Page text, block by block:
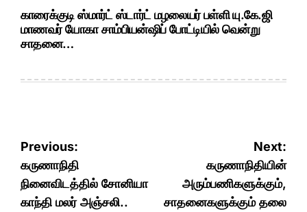
காரைக்குடி ஸ்மார்ட் ஸ்டார்ட் மழலையர் பள்ளி யு.கே.ஜி
மாணவர் யோகா சாம்பியன்ஷிப் போட்டியில் வென்று
சாதனை…
Post
navigation
Previous:
கருணாநிதி
நினைவிடத்தில் சோனியா
காந்தி மலர் அஞ்சலி..
Next:
கருணாநிதியின்
அரும்பணிகளுக்கும்,
சாதனைகளுக்கும் தலை